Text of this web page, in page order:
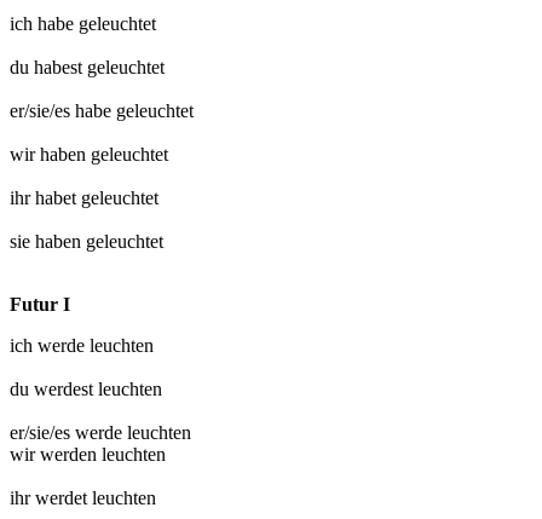
ich habe geleuchtet
du habest geleuchtet
er/sie/es habe geleuchtet
wir haben geleuchtet
ihr habet geleuchtet
sie haben geleuchtet
Futur I
ich werde leuchten
du werdest leuchten
er/sie/es werde leuchten
wir werden leuchten
ihr werdet leuchten